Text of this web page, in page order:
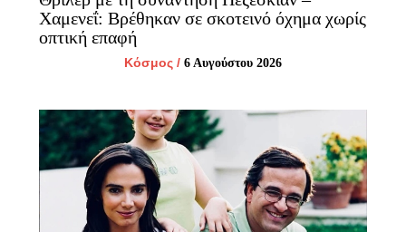
Χαμενεΐ: Βρέθηκαν σε σκοτεινό όχημα χωρίς
οπτική επαφή
Κόσμος / 6 Αυγούστου 2026